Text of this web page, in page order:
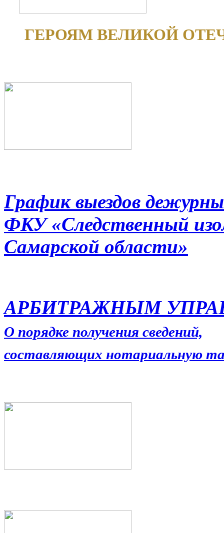
ГЕРОЯМ ВЕЛИКОЙ
График выездов
ФКУ «Следственный
Самарской области»
АРБИТРАЖНЫМ
О порядке получения сведений,
составляющих нотариальную